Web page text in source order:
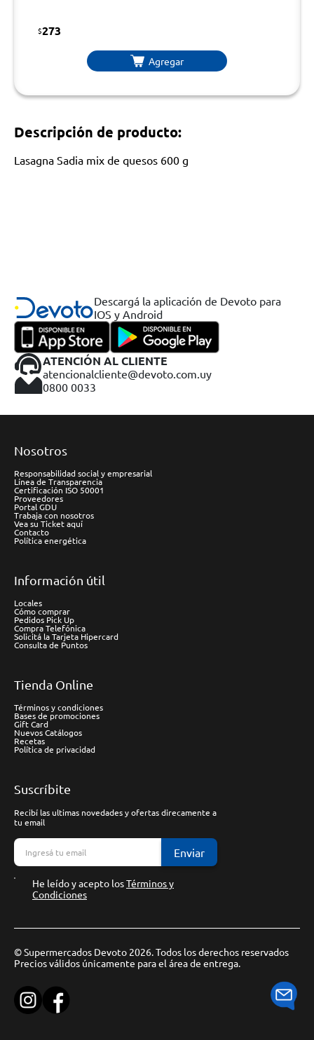
$273
Agregar
Descripción de producto:
Lasagna Sadia mix de quesos 600 g
Descargá la aplicación de Devoto para
IOS y Android
ATENCIÓN AL CLIENTE
atencionalcliente@devoto.com.uy
0800 0033
Nosotros
Responsabilidad social y empresarial
Línea de Transparencia
Certificación ISO 50001
Proveedores
Portal GDU
Trabaja con nosotros
Vea su Ticket aquí
Contacto
Política energética
Información útil
Locales
Cómo comprar
Pedidos Pick Up
Compra Telefónica
Solicitá la Tarjeta Hipercard
Consulta de Puntos
Tienda Online
Términos y condiciones
Bases de promociones
Gift Card
Nuevos Catálogos
Recetas
Política de privacidad
Suscríbite
Recibí las ultimas novedades y ofertas direcamente a
tu email
Enviar
He leído y acepto losTérminos y
Condiciones
© Supermercados Devoto 2026. Todos los derechos reservados
Precios válidos únicamente para el área de entrega.